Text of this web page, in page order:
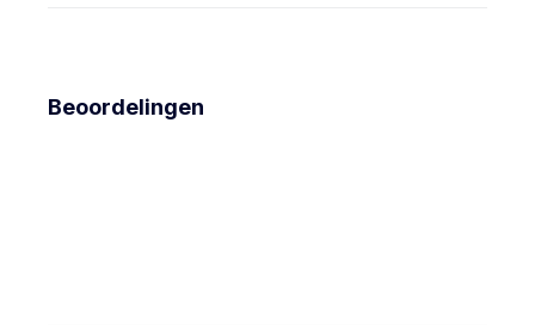
Beoordelingen